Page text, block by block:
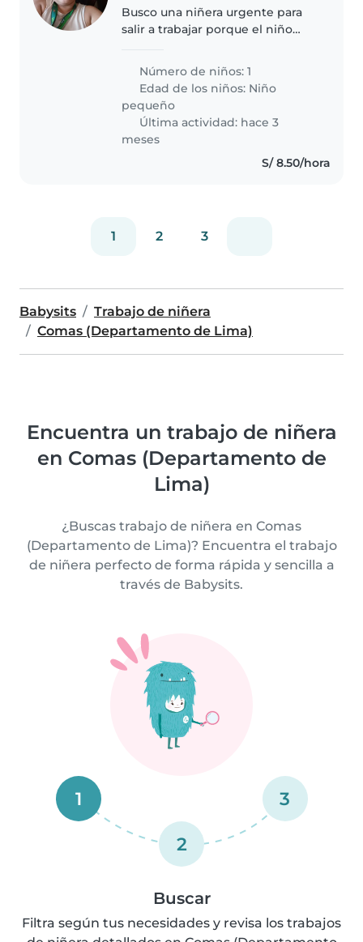
Busco una niñera urgente para
salir a trabajar porque el niño
espero conocerla pronto
Número de niños: 1
Edad de los niños: Niño
pequeño
Última actividad: hace 3
meses
S/ 8.50/hora
1 2 3
Babysits
Trabajo de niñera
Comas (Departamento de Lima)
Encuentra un trabajo de niñera
en Comas (Departamento de
Lima)
¿Buscas trabajo de niñera en Comas
(Departamento de Lima)? Encuentra el trabajo
de niñera perfecto de forma rápida y sencilla a
través de Babysits.
1
2
3
Buscar
Filtra según tus necesidades y revisa los trabajos